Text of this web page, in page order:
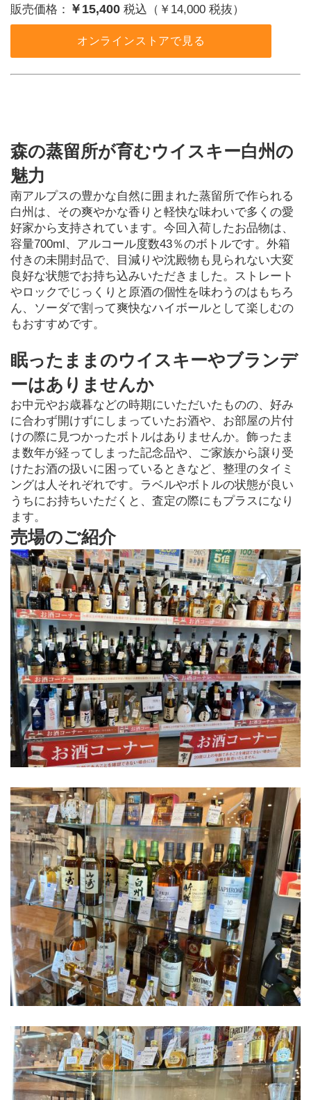
販売価格： ￥15,400 税込（￥14,000 税抜）
オンラインストアで見る
森の蒸留所が育むウイスキー白州の
魅力
南アルプスの豊かな自然に囲まれた蒸留所で作られる
白州は、その爽やかな香りと軽快な味わいで多くの愛
好家から支持されています。今回入荷したお品物は、
容量700ml、アルコール度数43％のボトルです。外箱
付きの未開封品で、目減りや沈殿物も見られない大変
良好な状態でお持ち込みいただきました。ストレート
やロックでじっくりと原酒の個性を味わうのはもちろ
ん、ソーダで割って爽快なハイボールとして楽しむの
もおすすめです。
眠ったままのウイスキーやブランデ
ーはありませんか
お中元やお歳暮などの時期にいただいたものの、好み
に合わず開けずにしまっていたお酒や、お部屋の片付
けの際に見つかったボトルはありませんか。飾ったま
ま数年が経ってしまった記念品や、ご家族から譲り受
けたお酒の扱いに困っているときなど、整理のタイミ
ングは人それぞれです。ラベルやボトルの状態が良い
うちにお持ちいただくと、査定の際にもプラスになり
ます。
売場のご紹介